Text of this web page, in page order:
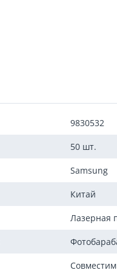
9830532
50 шт.
Samsung
Китай
Лазерная